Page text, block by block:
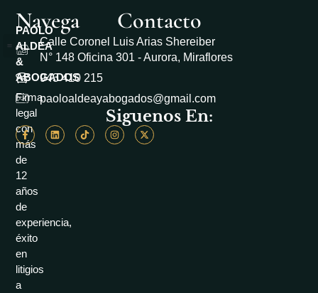
PAOLO
ALDEA
&
ABOGADOS
Firma
legal
con
más
de
12
años
de
experiencia,
éxito
en
litigios
a
Navega Contacto
Calle Coronel Luis Arias Shereiber
N° 148 Oficina 301 - Aurora, Miraflores
943 410 215
paoloaldeayabogados@gmail.com
Siguenos En: